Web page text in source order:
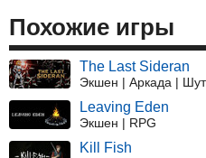
Похожие игры
The Last Sideran
Экшен | Аркада |
Leaving Eden
Экшен | RPG
Kill Fish